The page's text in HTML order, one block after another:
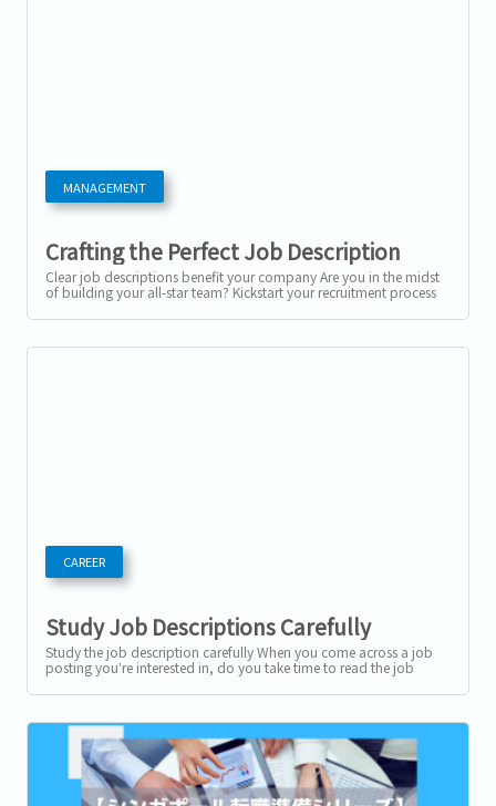
MANAGEMENT
Crafting the Perfect Job Description
Clear job descriptions benefit your company Are you in the midst
of building your all-star team? Kickstart your recruitment process
by crafting the...
CAREER
Study Job Descriptions Carefully
Study the job description carefully When you come across a job
posting you’re interested in, do you take time to read the job
description and...